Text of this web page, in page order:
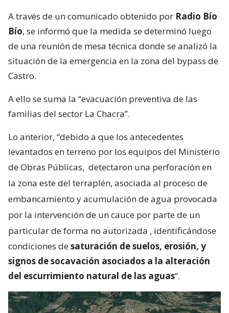
A través de un comunicado obtenido por Radio Bío
Bío, se informó que la medida se determinó luego
de una reunión de mesa técnica donde se analizó la
situación de la emergencia en la zona del bypass de
Castro.
A ello se suma la “evacuación preventiva de las
familias del sector La Chacra”.
Lo anterior, “debido a que los antecedentes
levantados en terreno por los equipos del Ministerio
de Obras Públicas, detectaron una perforación en
la zona este del terraplén, asociada al proceso de
embancamiento y acumulación de agua provocada
por la intervención de un cauce por parte de un
particular de forma no autorizada , identificándose
condiciones desaturación de suelos, erosión, y
signos de socavación asociados a la alteración
del escurrimiento natural de las aguas“.